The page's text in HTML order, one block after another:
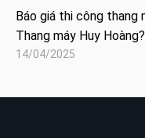
Báo giá thi công thang
Thang máy Huy Hoàng?
14/04/2025